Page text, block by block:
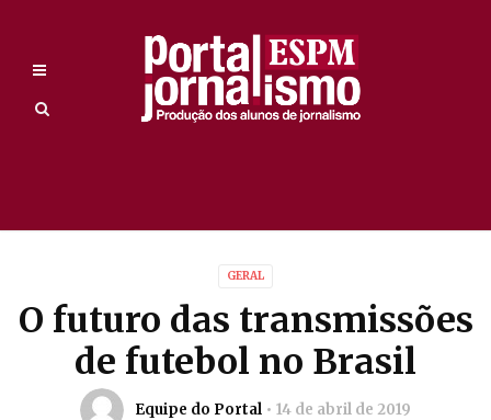
GERAL
O futuro das transmissões
de futebol no Brasil
Equipe do Portal 14 de abril de 2019